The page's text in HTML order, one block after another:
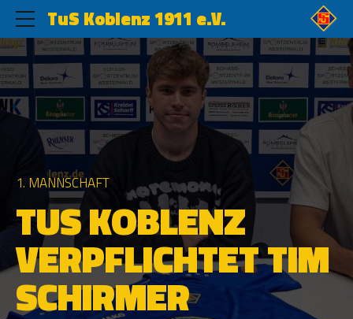
TuS Koblenz 1911 e.V.
1. MANNSCHAFT
TUS KOBLENZ
VERPFLICHTET TIM
SCHIRMER